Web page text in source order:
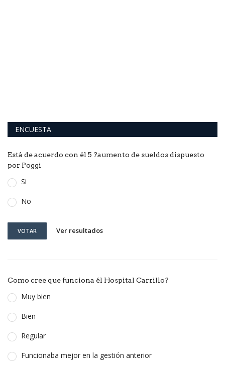
ENCUESTA
Está de acuerdo con él 5 ?aumento de sueldos dispuesto
por Poggi
Si
No
VOTAR Ver resultados
Como cree que funciona él Hospital Carrillo?
Muy bien
Bien
Regular
Funcionaba mejor en la gestión anterior